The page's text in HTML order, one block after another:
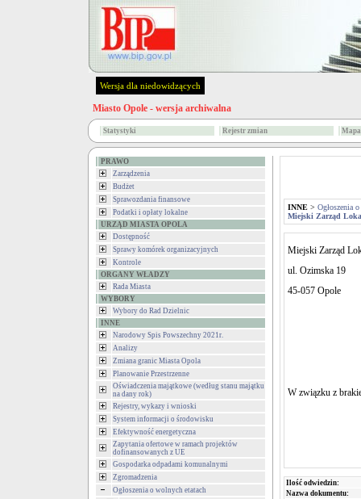
Wersja dla niedowidzących
Miasto Opole - wersja archiwalna
Statystyki Rejestr zmian
PRAWO
Zarządzenia
Budżet
Sprawozdania finansowe
Podatki i opłaty lokalne
URZĄD MIASTA OPOLA
Dostępność
Sprawy komórek organizacyjnych
Kontrole
ORGANY WŁADZY
Rada Miasta
WYBORY
Wybory do Rad Dzielnic
INNE
Narodowy Spis Powszechny 2021r.
Analizy
Zmiana granic Miasta Opola
Planowanie Przestrzenne
Oświadczenia majątkowe (według stanu majątku
na dany rok)
Rejestry, wykazy i wnioski
System informacji o środowisku
Efektywność energetyczna
Zapytania ofertowe w ramach projektów
dofinansowanych z UE
Gospodarka odpadami komunalnymi
Zgromadzenia
Ogłoszenia o wolnych etatach
INNE > Ogłoszenia
Miejski Zarząd
Miejski Zarząd
ul. Ozimska 19
45-057 Opole
W związku z
Ilość odwiedzin:
Nazwa dokumentu: